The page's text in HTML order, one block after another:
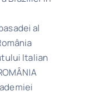
al
Italian